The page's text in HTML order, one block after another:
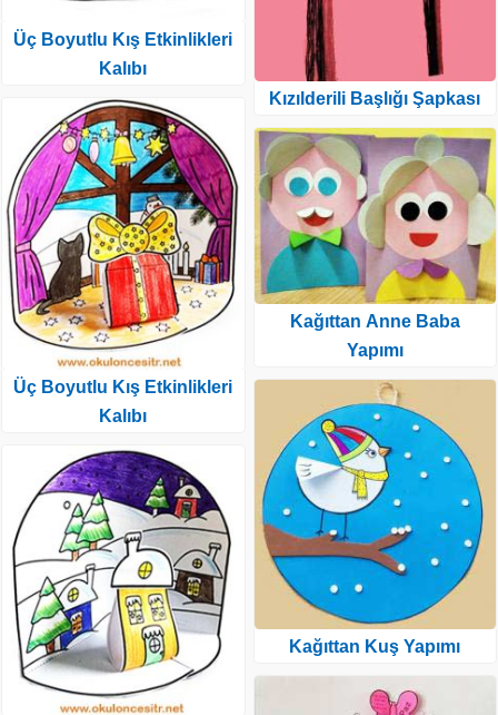
Üç Boyutlu Kış Etkinlikleri
Kalıbı
Üç Boyutlu Kış Etkinlikleri
Kalıbı
Kızılderili Başlığı Şapkası
Kağıttan Anne Baba
Yapımı
Kağıttan Kuş Yapımı